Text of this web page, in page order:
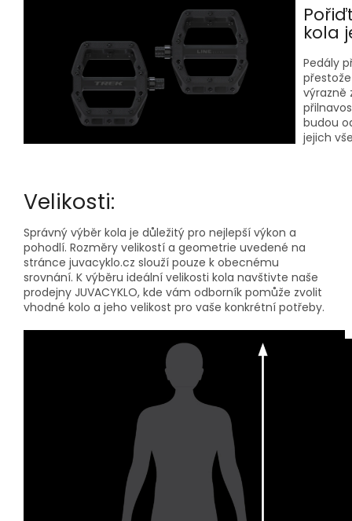
kola
Pedály
výrazně
budou
jejich
Velikosti:
Správný výběr kola je důležitý pro nejlepší výkon a
pohodlí. Rozměry velikostí a geometrie uvedené na
stránce juvacyklo.cz slouží pouze k obecnému
srovnání. K výběru ideální velikosti kola navštivte naše
prodejny JUVACYKLO, kde vám odborník pomůže zvolit
vhodné kolo a jeho velikost pro vaše konkrétní potřeby.